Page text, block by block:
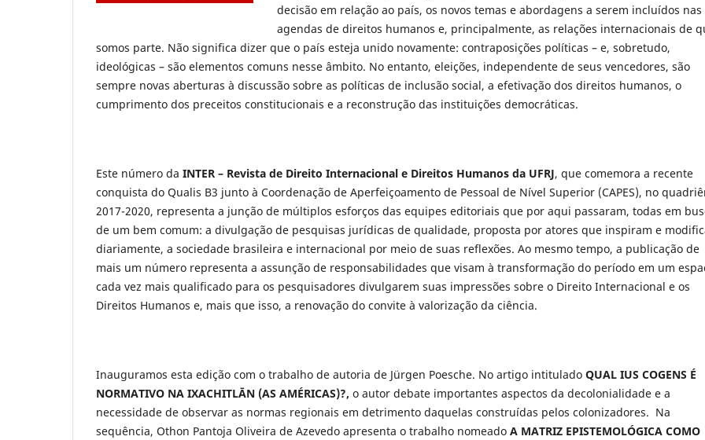
decisão em relação ao país, os novos temas e abordagens a serem incluídos nas
agendas de direitos humanos e, principalmente, as relações internacionais de
somos parte. Não significa dizer que o país esteja unido novamente: contraposições políticas – e, sobretudo,
ideológicas – são elementos comuns nesse âmbito. No entanto, eleições, independente de seus vencedores, são
sempre novas aberturas à discussão sobre as políticas de inclusão social, a efetivação dos direitos humanos, o
cumprimento dos preceitos constitucionais e a reconstrução das instituições democráticas.
Este número da INTER – Revista de Direito Internacional e Direitos Humanos da UFRJ, que comemora a recente
conquista do Qualis B3 junto à Coordenação de Aperfeiçoamento de Pessoal de Nível Superior (CAPES), no
2017-2020, representa a junção de múltiplos esforços das equipes editoriais que por aqui passaram, todas em
de um bem comum: a divulgação de pesquisas jurídicas de qualidade, proposta por atores que inspiram e
diariamente, a sociedade brasileira e internacional por meio de suas reflexões. Ao mesmo tempo, a publicação de
mais um número representa a assunção de responsabilidades que visam à transformação do período em um
cada vez mais qualificado para os pesquisadores divulgarem suas impressões sobre o Direito Internacional e os
Direitos Humanos e, mais que isso, a renovação do convite à valorização da ciência.
Inauguramos esta edição com o trabalho de autoria de Jürgen Poesche. No artigo intitulado QUAL IUS COGENS É
NORMATIVO NA IXACHITLĀN (AS AMÉRICAS)?, o autor debate importantes aspectos da decolonialidade e a
necessidade de observar as normas regionais em detrimento daquelas construídas pelos colonizadores. Na
sequência, Othon Pantoja Oliveira de Azevedo apresenta o trabalho nomeado A MATRIZ EPISTEMOLÓGICA COMO